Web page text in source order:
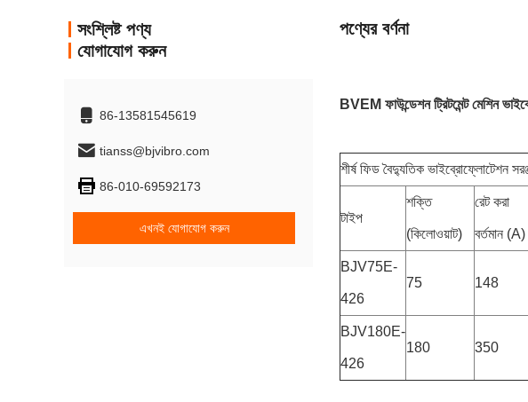
সংশ্লিষ্ট পণ্য
যোগাযোগ করুন
86-13581545619
tianss@bjvibro.com
86-010-69592173
এখনই যোগাযোগ করুন
পণ্যের বর্ণনা
BVEM ফাউন্ডেশন ট্রিটমেন্ট মেশিন
শীর্ষ ফিড বৈদ্যুতিক ভাইব্রোফ্লোটেশন
টাইপ
শক্তি
(কিলোওয়াট)
রেট করা
বর্তমান (A)
BJV75E-
426
75 148
BJV180E-
426
180 350